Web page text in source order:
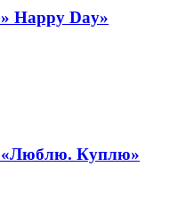
Happy Day»
«Люблю. Куплю»